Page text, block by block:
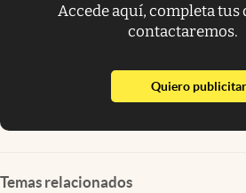
Accede aquí, completa tus
contactaremos.
Quiero publicitar
Temas relacionados